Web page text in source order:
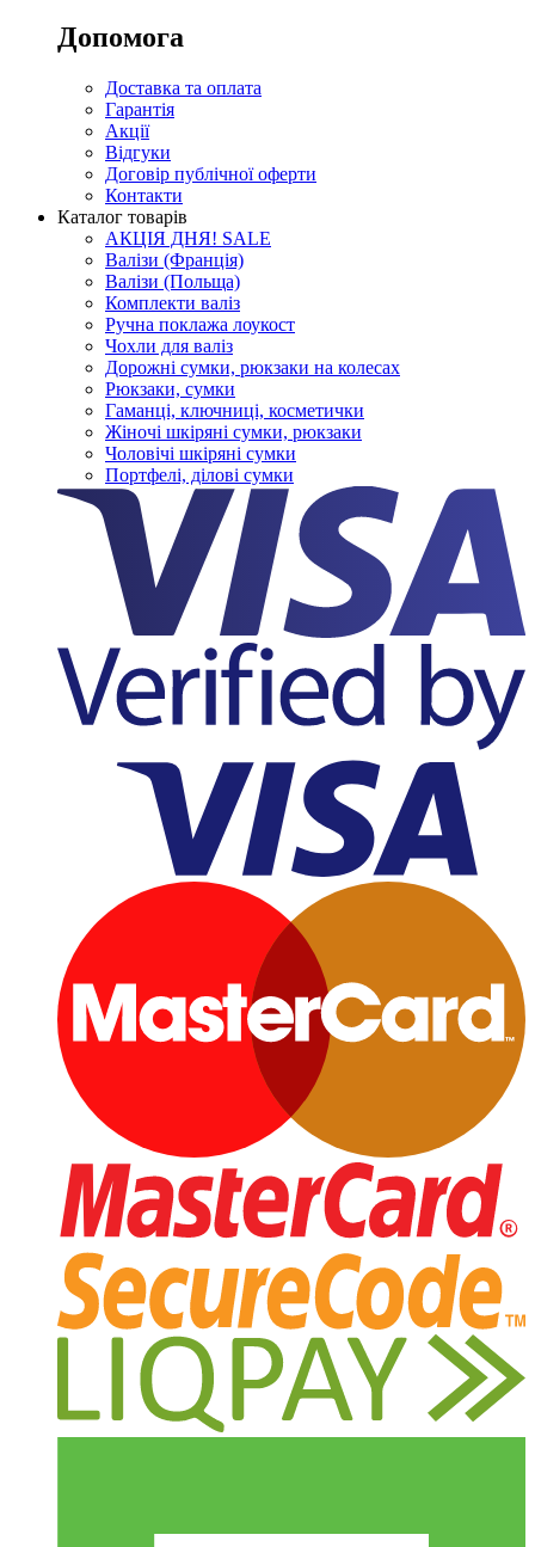
Допомога
Доставка та оплата
Гарантія
Акції
Відгуки
Договір публічної оферти
Контакти
Каталог товарів
АКЦІЯ ДНЯ! SALE
Валізи (Франція)
Валізи (Польща)
Комплекти валіз
Ручна поклажа лоукост
Чохли для валіз
Дорожні сумки, рюкзаки на колесах
Рюкзаки, сумки
Гаманці, ключниці, косметички
Жіночі шкіряні сумки, рюкзаки
Чоловічі шкіряні сумки
Портфелі, ділові сумки